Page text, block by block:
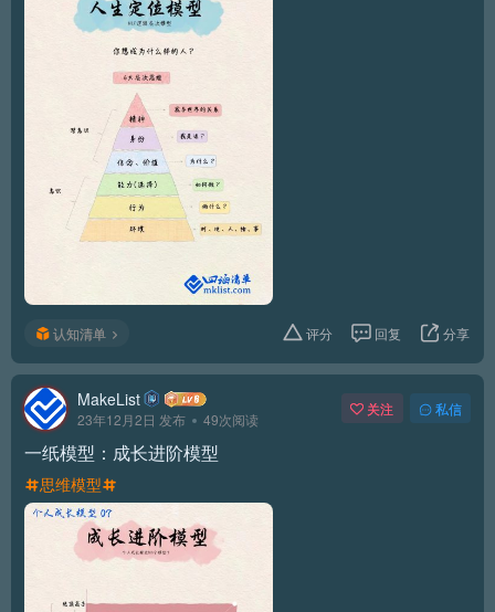
认知清单 评分 回复 分享
MakeList
23年12月2日 发布 49次阅读
关注 私信
一纸模型：成长进阶模型
思维模型